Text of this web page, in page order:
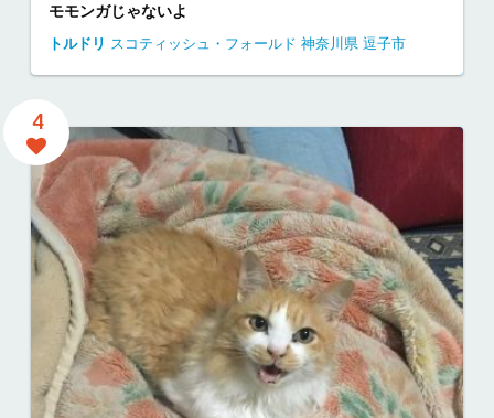
モモンガじゃないよ
トルドリ スコティッシュ・フォールド 神奈川県 逗子市
4